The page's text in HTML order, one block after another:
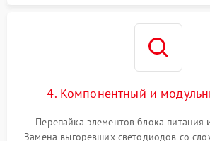
4. Компонентный и
Перепайка элементов блока питания
Замена выгоревших светодиодов со